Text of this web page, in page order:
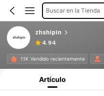
Buscar en la Tienda
zhshipin
4.94
11K Vendido recientemente
Artículo